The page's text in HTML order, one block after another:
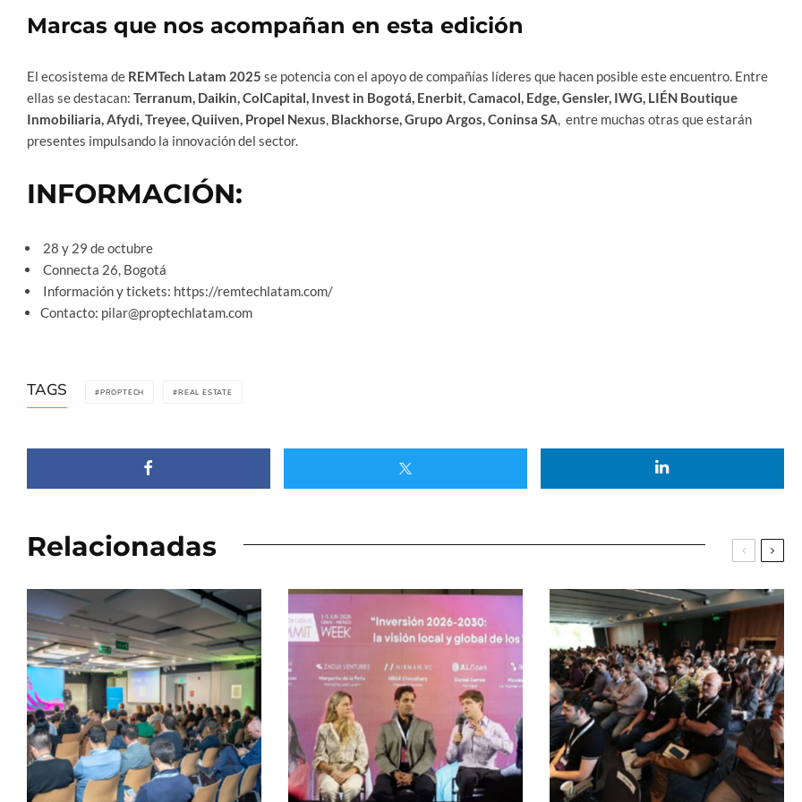
Marcas que nos acompañan en esta edición
El ecosistema de REMTech Latam 2025 se potencia con el apoyo de compañías líderes que hacen posible este encuentro. Entre
ellas se destacan: Terranum, Daikin, ColCapital, Invest in Bogotá, Enerbit, Camacol, Edge, Gensler, IWG, LIÉN Boutique
Inmobiliaria, Afydi, Treyee, Quiiven, Propel Nexus Blackhorse, Grupo Argos, Coninsa SA , entre muchas otras que estarán
presentes impulsando la innovación del sector.
INFORMACIÓN:
28 y 29 de octubre
Connecta 26, Bogotá
Información y tickets: https://remtechlatam.com/
Contacto: pilar@proptechlatam.com
TAGS PROPTECH REAL ESTATE
Relacionadas